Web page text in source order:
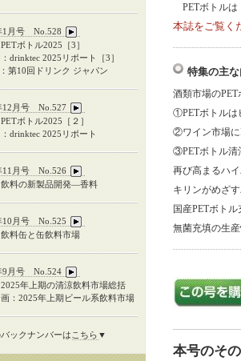
PETボトルは
本誌をご覧く
特集の主
酒類市場の
①PETボトルは
②ワイン市場に
③PETボトル清
再び高まるハ
キリンがめざ
国産PETボト
無菌充填の生
本号のそ
1月号 No.528
ボトル2025［3］
drinktec 2025リポート［3］
第10回ドリンク ジャパン
12月号 No.527
PETボトル2025
［２］
drinktec 2025 リポート
11月号 No.526
飲料の新製品開発―香料
10月号 No.525
料缶と缶飲料市場
9月号 No.524
2025年上期の清涼飲料市場総括
：2025年上期ビール系飲料市場
ックナンバーは こちら ▼